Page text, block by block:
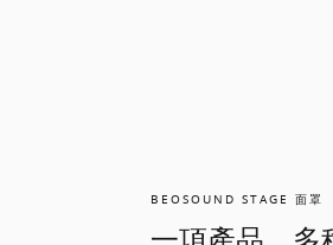
BEOSOUND STAGE 面罩